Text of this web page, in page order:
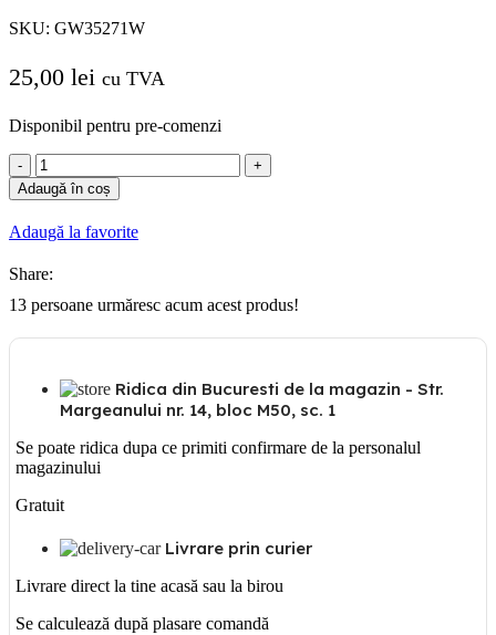
SKU: GW35271W
25,00 lei cu TVA
Disponibil pentru pre-comenzi
Cantitate
Priza
UTP
cat5e
RJ45
Gewiss
Dahlia,
Adaugă în coș
Adaugă la favorite
Share:
13 persoane urmăresc acum acest produs!
Ridica din Bucuresti de la magazin - Str.
Margeanului nr. 14, bloc M50, sc. 1
Se poate ridica dupa ce primiti confirmare de la personalul
magazinului
Gratuit
Livrare prin curier
Livrare direct la tine acasă sau la birou
Se calculează după plasare comandă